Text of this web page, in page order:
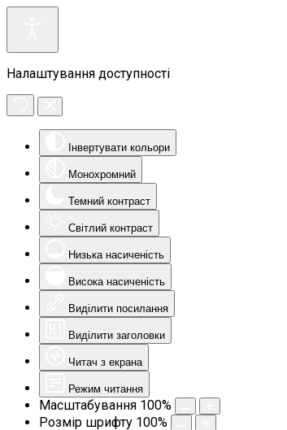
Налаштування доступності
Інвертувати кольори
Монохромний
Темний контраст
Світлий контраст
Низька насиченість
Висока насиченість
Виділити посилання
Виділити заголовки
Читач з екрана
Режим читання
Масштабування 100%
Розмір шрифту 100%